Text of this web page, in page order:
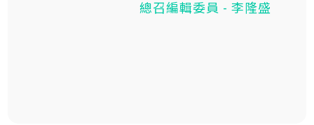
總召編輯委員 - 李隆盛